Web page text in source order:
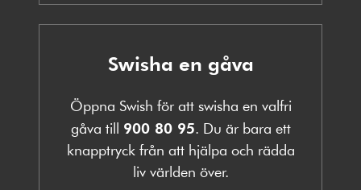
Swisha en gåva
Öppna Swish för att swisha en valfri
gåva till 900 80 95. Du är bara ett
knapptryck från att hjälpa och rädda
liv världen över.